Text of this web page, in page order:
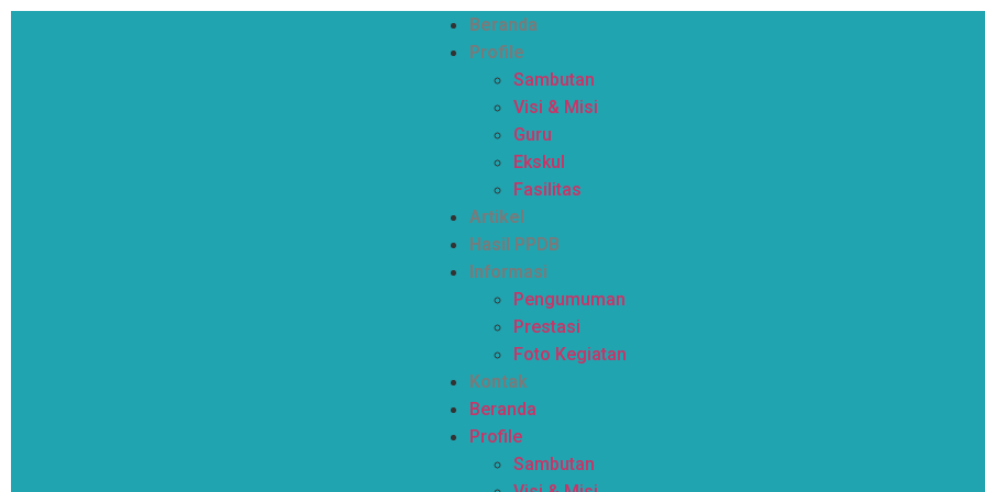
Beranda
Profile
Sambutan
Visi & Misi
Guru
Ekskul
Fasilitas
Artikel
Hasil PPDB
Informasi
Pengumuman
Prestasi
Foto Kegiatan
Kontak
Beranda
Profile
Sambutan